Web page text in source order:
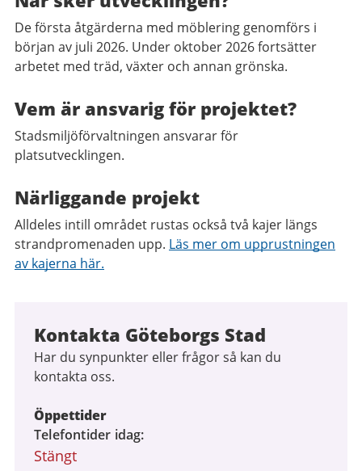
De första åtgärderna med möblering genomförs i
början av juli 2026. Under oktober 2026 fortsätter
arbetet med träd, växter och annan grönska.
Vem är ansvarig för projektet?
Stadsmiljöförvaltningen ansvarar för
platsutvecklingen.
Närliggande projekt
Alldeles intill området rustas också två kajer längs
strandpromenaden upp. Läs mer om upprustningen
av kajerna här.
Kontakta Göteborgs Stad
Har du synpunkter eller frågor så kan du
kontakta oss.
Öppettider
Telefontider idag
Stängt